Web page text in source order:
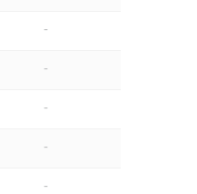
-
-
-
-
-